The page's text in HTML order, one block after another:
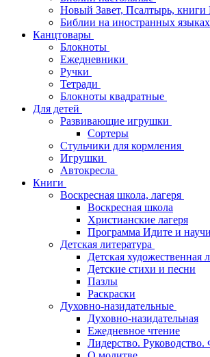
Новый Завет, Псалтырь, книги
Библии на иностранных языках
Канцтовары
Блокноты
Ежедневники
Ручки
Тетради
Блокноты квадратные
Для детей
Развивающие игрушки
Сортеры
Стульчики для кормления
Игрушки
Автокресла
Книги
Воскресная школа, лагеря
Воскресная школа
Христианские лагеря
Программа Идите и
Детская литература
Детская художественная
Детские стихи и песни
Пазлы
Раскраски
Духовно-назидательные
Духовно-назидательная
Ежедневное чтение
Лидерство.